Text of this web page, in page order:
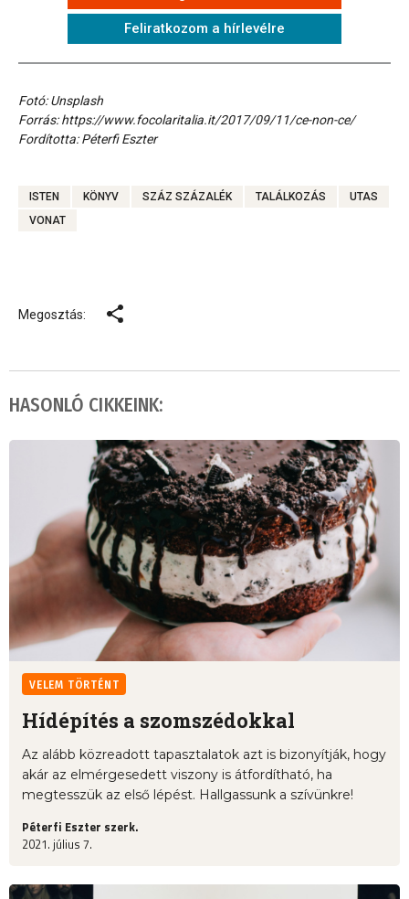
Feliratkozom a hírlevélre
Fotó: Unsplash
Forrás: https://www.focolaritalia.it/2017/09/11/ce-non-ce/
Fordította: Péterfi Eszter
ISTEN KÖNYV SZÁZ SZÁZALÉK TALÁLKOZÁS
UTAS
VONAT
Megosztás:
HASONLÓ CIKKEINK:
VELEM TÖRTÉNT
Hídépítés a szomszédokkal
Az alább közreadott tapasztalatok azt is bizonyítják, hogy
akár az elmérgesedett viszony is átfordítható, ha
megtesszük az első lépést. Hallgassunk a szívünkre!
Péterfi Eszter szerk.
2021. július 7.